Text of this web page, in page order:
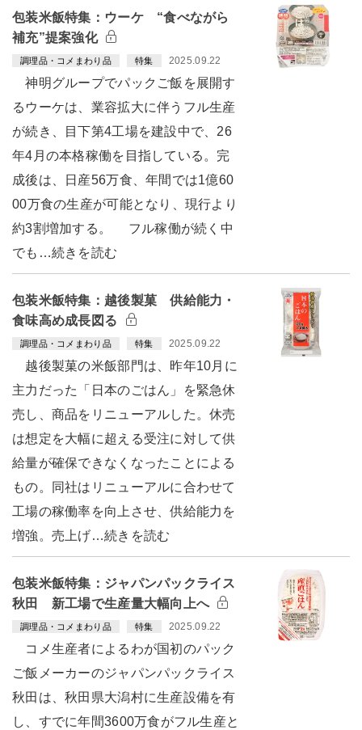
包装米飯特集：ウーケ “食べながら
補充”提案強化
調理品・コメまわり品 特集 2025.09.22
神明グループでパックご飯を展開す
るウーケは、業容拡大に伴うフル生産
が続き、目下第4工場を建設中で、26
年4月の本格稼働を目指している。完
成後は、日産56万食、年間では1億60
00万食の生産が可能となり、現行より
約3割増加する。 フル稼働が続く中
でも…続きを読む
包装米飯特集：越後製菓 供給能力・
食味高め成長図る
調理品・コメまわり品 特集 2025.09.22
越後製菓の米飯部門は、昨年10月に
主力だった「日本のごはん」を緊急休
売し、商品をリニューアルした。休売
は想定を大幅に超える受注に対して供
給量が確保できなくなったことによる
もの。同社はリニューアルに合わせて
工場の稼働率を向上させ、供給能力を
増強。売上げ…続きを読む
包装米飯特集：ジャパンパックライス
秋田 新工場で生産量大幅向上へ
調理品・コメまわり品 特集 2025.09.22
コメ生産者によるわが国初のパック
ご飯メーカーのジャパンパックライス
秋田は、秋田県大潟村に生産設備を有
し、すでに年間3600万食がフル生産と